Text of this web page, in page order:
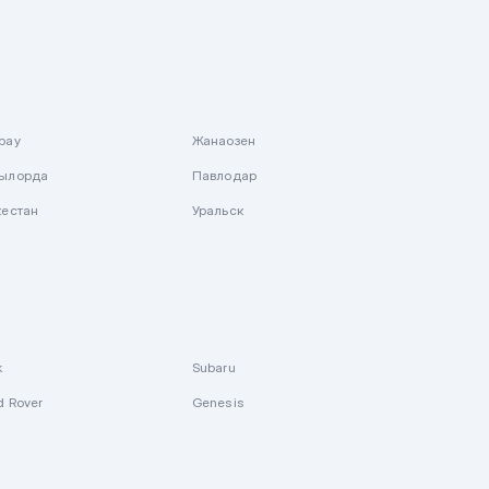
Жанаозен
Павлодар
Уральск
Subaru
Rover Genesis